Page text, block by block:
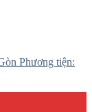
Phương tiện: